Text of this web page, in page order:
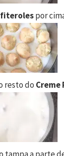
por
resto do Creme